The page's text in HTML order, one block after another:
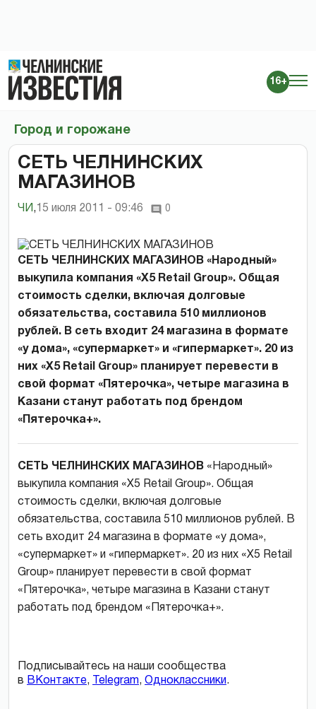
16+
Город и горожане
СЕТЬ ЧЕЛНИНСКИХ
МАГАЗИНОВ
ЧИ , 15 июля 2011 - 09:46 0
СЕТЬ ЧЕЛНИНСКИХ МАГАЗИНОВ «Народный»
выкупила компания «X5 Retail Group». Общая
стоимость сделки, включая долговые
обязательства, составила 510 миллионов
рублей. В сеть входит 24 магазина в формате
«у дома», «супермаркет» и «гипермаркет». 20 из
них «X5 Retail Group» планирует перевести в
свой формат «Пятерочка», четыре магазина в
Казани станут работать под брендом
«Пятерочка+».
СЕТЬ ЧЕЛНИНСКИХ МАГАЗИНОВ «Народный»
выкупила компания «X5 Retail Group». Общая
стоимость сделки, включая долговые
обязательства, составила 510 миллионов рублей. В
сеть входит 24 магазина в формате «у дома»,
«супермаркет» и «гипермаркет». 20 из них «X5 Retail
Group» планирует перевести в свой формат
«Пятерочка», четыре магазина в Казани станут
работать под брендом «Пятерочка+».
Подписывайтесь на наши сообщества
в ВКонтакте, Telegram, Одноклассники.